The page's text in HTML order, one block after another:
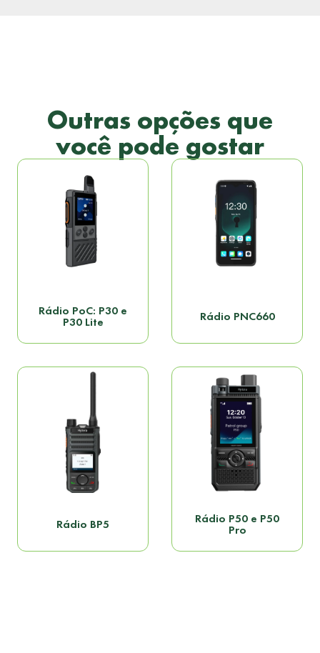
Outras opções que
você pode gostar
Rádio PoC: P30 e
P30 Lite Rádio PNC660
Rádio BP5 Rádio P50 e P50
Pro